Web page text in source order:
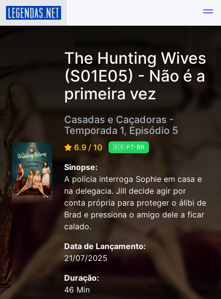
The Hunting Wives
(S01E05) - Não é a
primeira vez
Casadas e Caçadoras -
Temporada 1, Episódio 5
6.9 / 10 🇧🇷 PT-BR
Sinopse:
A polícia interroga Sophie em casa e
na delegacia. Jill decide agir por
conta própria para proteger o álibi de
Brad e pressiona o amigo dele a ficar
calado.
Data de Lançamento:
21/07/2025
Duração:
46 Min